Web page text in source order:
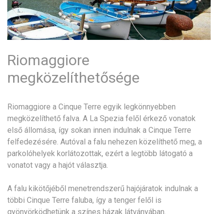
Riomaggiore
megközelíthetősége
Riomaggiore a Cinque Terre egyik legkönnyebben
megközelíthető falva. A La Spezia felől érkező vonatok
első állomása, így sokan innen indulnak a Cinque Terre
felfedezésére. Autóval a falu nehezen közelíthető meg, a
parkolóhelyek korlátozottak, ezért a legtöbb látogató a
vonatot vagy a hajót választja.
A falu kikötőjéből menetrendszerű hajójáratok indulnak a
többi Cinque Terre faluba, így a tenger felől is
gyönyörködhetünk a színes házak látványában.